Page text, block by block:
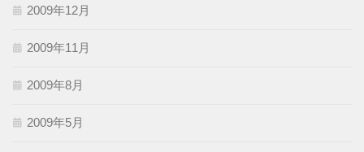
2009年12月
2009年11月
2009年8月
2009年5月